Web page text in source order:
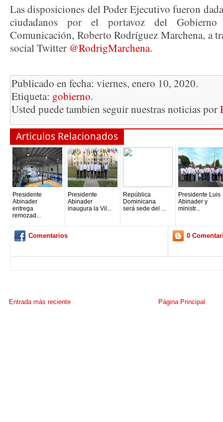
Las disposiciones del Poder Ejecutivo fueron
ciudadanos por el portavoz del
Comunicación, Roberto Rodríguez Marchena, a
social Twitter @RodrigMarchena.
Publicado en fecha: viernes, enero 10, 2020.
Etiqueta: gobierno.
Usted puede tambien seguir nuestras noticias por
Articulos Relacionados
Presidente
Abinader
entrega
remozad...
Presidente
Abinader
inaugura la Vil...
República
Dominicana
será sede del ...
Presidente Luis
Abinader y
ministr...
Comentarios 0
Entrada más reciente Página Principal